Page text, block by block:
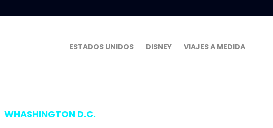
ESTADOS UNIDOS DISNEY VIAJES A MEDIDA
WHASHINGTON D.C.